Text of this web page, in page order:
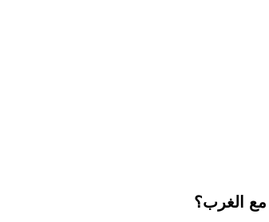
مع الغرب؟